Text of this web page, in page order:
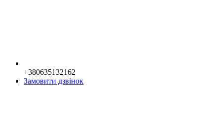
+380635132162
Замовити дзвінок